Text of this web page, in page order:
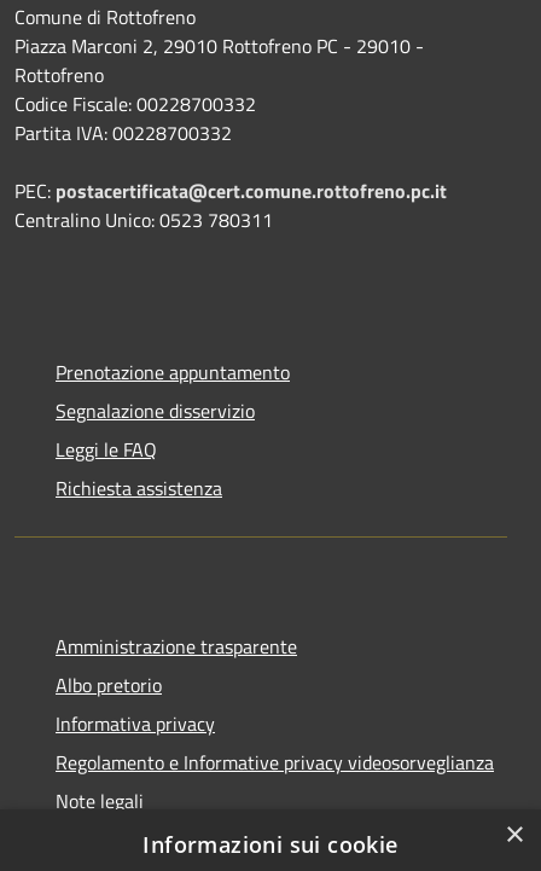
Comune di Rottofreno
Piazza Marconi 2, 29010 Rottofreno PC - 29010 -
Rottofreno
Codice Fiscale: 00228700332
Partita IVA: 00228700332
PEC: postacertificata@cert.comune.rottofreno.pc.it
Centralino Unico: 0523 780311
Prenotazione appuntamento
Segnalazione disservizio
Leggi le FAQ
Richiesta assistenza
Amministrazione trasparente
Albo pretorio
Informativa privacy
Regolamento e Informative privacy videosorveglianza
Note legali
Dichiarazione di accessibilità
×
Informazioni sui cookie